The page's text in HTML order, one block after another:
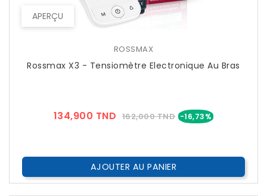
APERÇU
ROSSMAX
Rossmax X3 - Tensiomètre Electronique Au Bras
134,900 TND Prix
162,000 TND -16,73%Prix
AJOUTER AU PANIER